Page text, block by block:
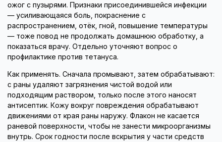
ожог с пузырями. Признаки присоединившейся инфекции
— усиливающаяся боль, покраснение с
распространением, отёк, гной, повышение температуры
— тоже повод не продолжать домашнюю обработку, а
показаться врачу. Отдельно уточняют вопрос о
профилактике против тетануса.
Как применять. Сначала промывают, затем обрабатывают:
с раны удаляют загрязнения чистой водой или
подходящим раствором, только после этого наносят
антисептик. Кожу вокруг повреждения обрабатывают
движениями от края раны наружу. Флакон не касается
раневой поверхности, чтобы не занести микроорганизмы
внутрь. Срок годности после вскрытия у части средств